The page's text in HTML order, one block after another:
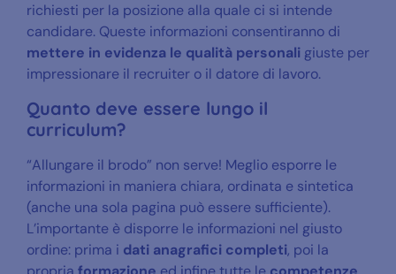
richiesti per la posizione alla quale ci si intende
candidare. Queste informazioni consentiranno di
mettere in evidenza le qualità personali giuste per
impressionare il recruiter o il datore di lavoro.
Quanto deve essere lungo il
curriculum?
“Allungare il brodo” non serve! Meglio esporre le
informazioni in maniera chiara, ordinata e sintetica
(anche una sola pagina può essere sufficiente).
L’importante è disporre le informazioni nel giusto
ordine: prima i dati anagrafici completi, poi la